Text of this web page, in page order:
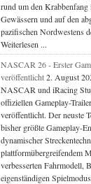
rund um den Krabbenfang
Gewässern und auf den
pazifischen Nordwestens
Weiterlesen ...
NASCAR 26 - Erster
veröffentlicht2. August
NASCAR und iRacing
offiziellen Gameplay-
veröffentlicht. Der neuste
bisher größte Gameplay-
dynamischer
plattformübergreifendem
verbesserten Fahrmodell,
eigenständigen